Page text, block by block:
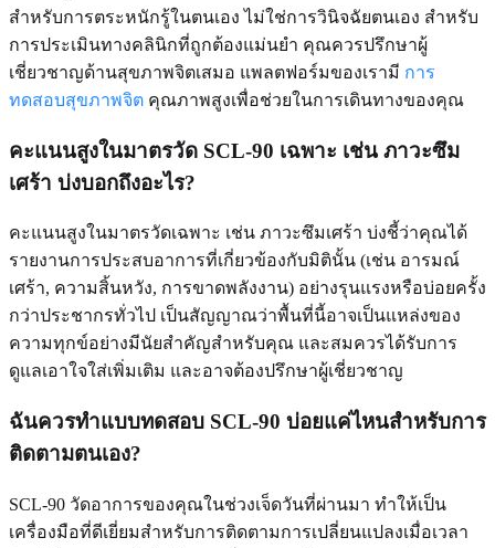
สำหรับการตระหนักรู้ในตนเอง ไม่ใช่การวินิจฉัยตนเอง สำหรับ
การประเมินทางคลินิกที่ถูกต้องแม่นยำ คุณควรปรึกษาผู้
เชี่ยวชาญด้านสุขภาพจิตเสมอ แพลตฟอร์มของเรามี การ
ทดสอบสุขภาพจิต คุณภาพสูงเพื่อช่วยในการเดินทางของคุณ
คะแนนสูงในมาตรวัด SCL-90 เฉพาะ เช่น ภาวะซึม
เศร้า บ่งบอกถึงอะไร?
คะแนนสูงในมาตรวัดเฉพาะ เช่น ภาวะซึมเศร้า บ่งชี้ว่าคุณได้
รายงานการประสบอาการที่เกี่ยวข้องกับมิตินั้น (เช่น อารมณ์
เศร้า, ความสิ้นหวัง, การขาดพลังงาน) อย่างรุนแรงหรือบ่อยครั้ง
กว่าประชากรทั่วไป เป็นสัญญาณว่าพื้นที่นี้อาจเป็นแหล่งของ
ความทุกข์อย่างมีนัยสำคัญสำหรับคุณ และสมควรได้รับการ
ดูแลเอาใจใส่เพิ่มเติม และอาจต้องปรึกษาผู้เชี่ยวชาญ
ฉันควรทำแบบทดสอบ SCL-90 บ่อยแค่ไหนสำหรับการ
ติดตามตนเอง?
SCL-90 วัดอาการของคุณในช่วงเจ็ดวันที่ผ่านมา ทำให้เป็น
เครื่องมือที่ดีเยี่ยมสำหรับการติดตามการเปลี่ยนแปลงเมื่อเวลา